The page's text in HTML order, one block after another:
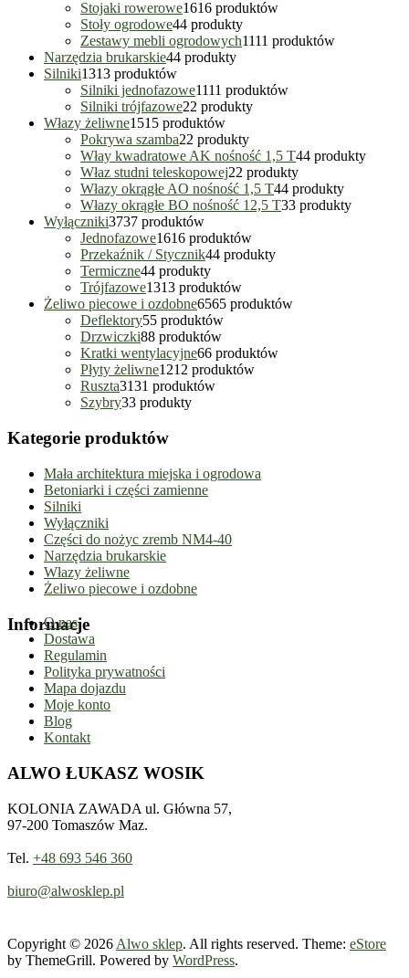
Stojaki rowerowe1616 produktów
Stoły ogrodowe44 produkty
Zestawy mebli ogrodowych1111 produktów
Narzędzia brukarskie44 produkty
Silniki1313 produktów
Silniki jednofazowe1111 produktów
Silniki trójfazowe22 produkty
Włazy żeliwne1515 produktów
Pokrywa szamba22 produkty
Włay kwadratowe AK nośność 1,5 T44 produkty
Właz studni teleskopowej22 produkty
Włazy okrągłe AO nośność 1,5 T44 produkty
Włazy okrągłe BO nośność 12,5 T33 produkty
Wyłączniki3737 produktów
Jednofazowe1616 produktów
Przekaźnik / Stycznik44 produkty
Termiczne44 produkty
Trójfazowe1313 produktów
Żeliwo piecowe i ozdobne6565 produktów
Deflektory55 produktów
Drzwiczki88 produktów
Kratki wentylacyjne66 produktów
Płyty żeliwne1212 produktów
Ruszta3131 produktów
Szybry33 produkty
Kategorie produktów
Mała architektura miejska i ogrodowa
Betoniarki i części zamienne
Silniki
Wyłączniki
Części do nożyc zremb NM4-40
Narzędzia brukarskie
Włazy żeliwne
Żeliwo piecowe i ozdobne
Informacje
O nas
Dostawa
Regulamin
Polityka prywatności
Mapa dojazdu
Moje konto
Blog
Kontakt
ALWO ŁUKASZ WOSIK
KOLONIA ZAWADA ul. Główna 57,
97-200 Tomaszów Maz.
Tel. +48 693 546 360
biuro@alwosklep.pl
Copyright © 2026 Alwo sklep. All rights reserved. Theme: eStore
by ThemeGrill. Powered by WordPress.